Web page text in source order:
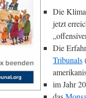
Die
jetzt
Die
Tribunals
im Jahr